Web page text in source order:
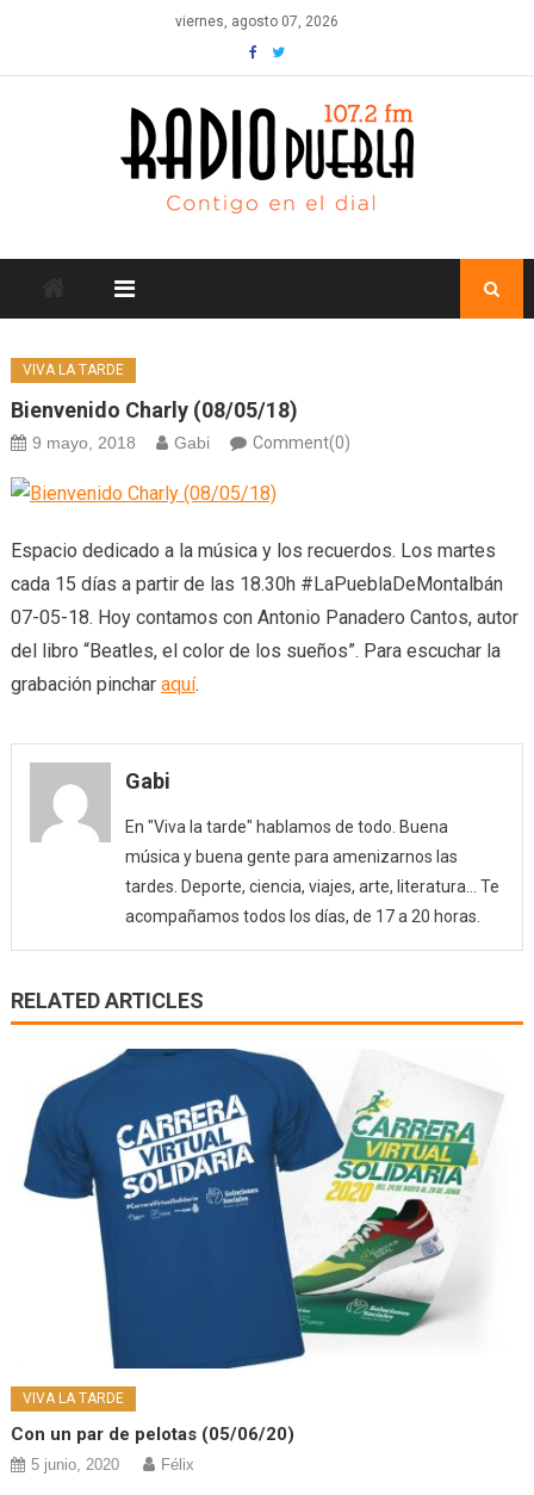
content
viernes, agosto 07, 2026
VIVA LA TARDE
Bienvenido Charly (08/05/18)
9 mayo, 2018 Gabi Comment(0)
Espacio dedicado a la música y los recuerdos. Los martes
cada 15 días a partir de las 18.30h #LaPueblaDeMontalbán
07-05-18. Hoy contamos con Antonio Panadero Cantos, autor
del libro “Beatles, el color de los sueños”. Para escuchar la
grabación pinchar aquí.
Gabi
En "Viva la tarde" hablamos de todo. Buena
música y buena gente para amenizarnos las
tardes. Deporte, ciencia, viajes, arte, literatura... Te
acompañamos todos los días, de 17 a 20 horas.
RELATED ARTICLES
VIVA LA TARDE
Con un par de pelotas (05/06/20)
5 junio, 2020 Félix